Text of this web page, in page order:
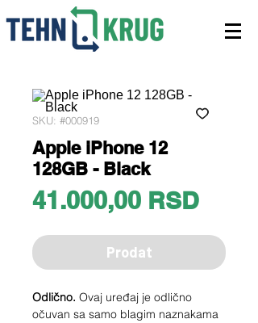
SKU: #000919
Apple iPhone 12
128GB - Black
41.000,00 RSDPrice
Prodat
Odlično. Ovaj uređaj je odlično
očuvan sa samo blagim naznakama